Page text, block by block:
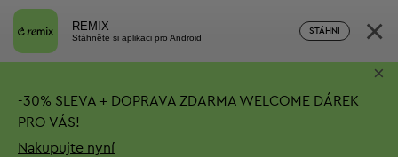
REMIX
Stáhněte si aplikaci pro Android
STÁHNI ×
-30% SLEVA + DOPRAVA ZDARMA WELCOME DÁREK
PRO VÁS!
Nakupujte nyní
×